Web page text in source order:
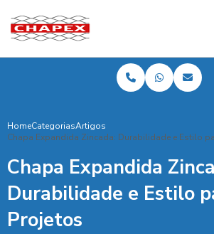
HomeCategoriasArtigos
Chapa Expandida Zincada: Durabilidade e Estilo
Chapa Expandida
Durabilidade e Estilo
Projetos